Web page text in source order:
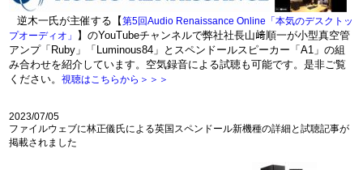
逆木一氏が主催する【第5回Audio Renaissance Online「本気のデスクトッ
プオーディオ」
】のYouTubeチャンネルで弊社社長山﨑順一が小型真空管
アンプ「Ruby」「Luminous84」とスペンドールスピーカー「A1」の組
み合わせを紹介しています。空気録音による試聴も可能です。是非ご覧
ください。視聴はこちらから＞＞＞
2023/07/05
ファイルウェブに林正儀氏による英国スペンドール新機種の詳細と試聴記事が
掲載されました